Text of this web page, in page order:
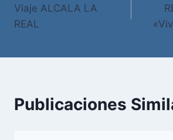
de
Viaje ALCALA LA
REAL
Publicaciones